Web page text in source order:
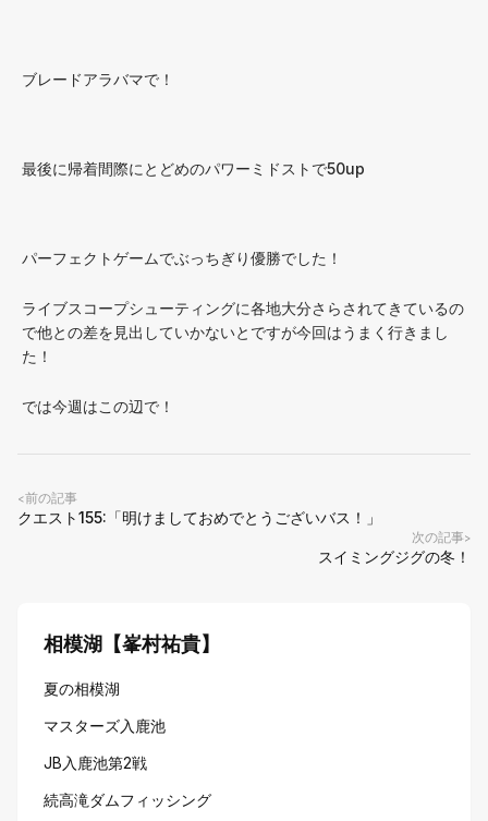
ブレードアラバマで！
最後に帰着間際にとどめのパワーミドストで50up
パーフェクトゲームでぶっちぎり優勝でした！
ライブスコープシューティングに各地大分さらされてきているの
で他との差を見出していかないとですが今回はうまく行きまし
た！
では今週はこの辺で！
<前の記事
クエスト155:「明けましておめでとうございバス！」
次の記事>
スイミングジグの冬！
相模湖【峯村祐貴】
夏の相模湖
マスターズ入鹿池
JB入鹿池第2戦
続高滝ダムフィッシング